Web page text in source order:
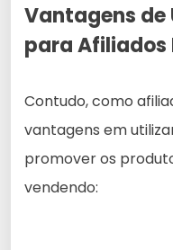
Vantagens de
para
Contudo, como
vantagens em
promover os
vendendo: